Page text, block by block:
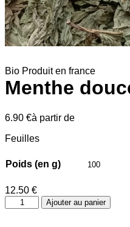
Bio Produit en france
Menthe
6.90 €à partir de
Feuilles
Poids (en g)
12.50 €
quantité
de
Ajouter au panier